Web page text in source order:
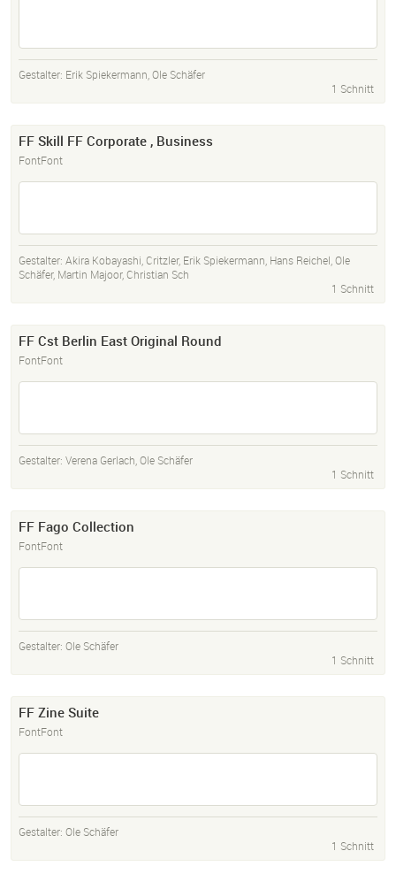
Gestalter: Erik Spiekermann,Ole Schäfer
1 Schnitt
FF Skill FF Corporate , Business
FontFont
Gestalter: Akira Kobayashi,Critzler, Erik Spiekermann, Hans Reichel,Ole
Schäfer, Martin Majoor,Christian Sch
1 Schnitt
FF Cst Berlin East Original Round
FontFont
Gestalter: Verena Gerlach,Ole Schäfer
1 Schnitt
FF Fago Collection
FontFont
Gestalter: Ole Schäfer
1 Schnitt
FF Zine Suite
FontFont
Gestalter: Ole Schäfer
1 Schnitt